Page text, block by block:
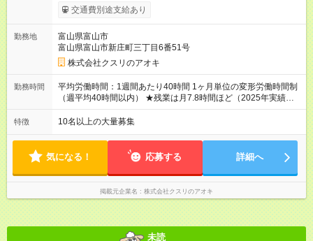
000円～320，000円 高校・短大・専門卒／月給226，000円～
320，000円 ★エリア手当（石川県、富山県、福井県、岐阜県、
途、賞与（年2回）、各種手当あり ★登録販売者資格保持者に
は、別途月1万円支給（実務経験がない方にも同額を支給） ※た
だし、短時間勤務・早番固定社員は当社規定に従い額が変動 ＝
＝＝＝＝＝＝＝＝＝＝＝＝＝ ★職務給制度で実力次第で収入ア
ップ！ 職務内容に応じて給与が支払われ、昇格試験なく役職に
就いた時点で年収がUPする制度です。 約4割の社員が入社3年目
にできます。 ＝＝＝＝＝＝＝＝＝＝＝＝＝＝ 【試用期間】試用
期間なし
交通費別途支給あり
勤務地
富山県富山市
富山県富山市新庄町三丁目6番51号
株式会社クスリのアオキ
勤務時間
平均労働時間：1週間あたり40時間 1ヶ月単位の変形労働時間制
（週平均40時間以内） ★残業は月7.8時間ほど（2025年実績）
＜店舗の基本営業時間＞ 9時～22時 ※勤務時間は店舗により異
なります。 ＜シフト例＞ 早番：8時00分～17時00分 中番：11
1ヶ月単位の変形労働時間制（週平均40時間以内） ★残業は月
7.8時間ほど（2025年実績） ＜店舗の基本営業時間＞ 9時～22
時 ※勤務時間は店舗により異なります。 ＜シフト例＞ 早番：8
時00分～17時00分 中番：11時～20時 遅番：13時～22時
特徴 10名以上の大量募集
気になる！ 応募する 詳細へ
掲載元企業名 株式会社クスリのアオキ
未読